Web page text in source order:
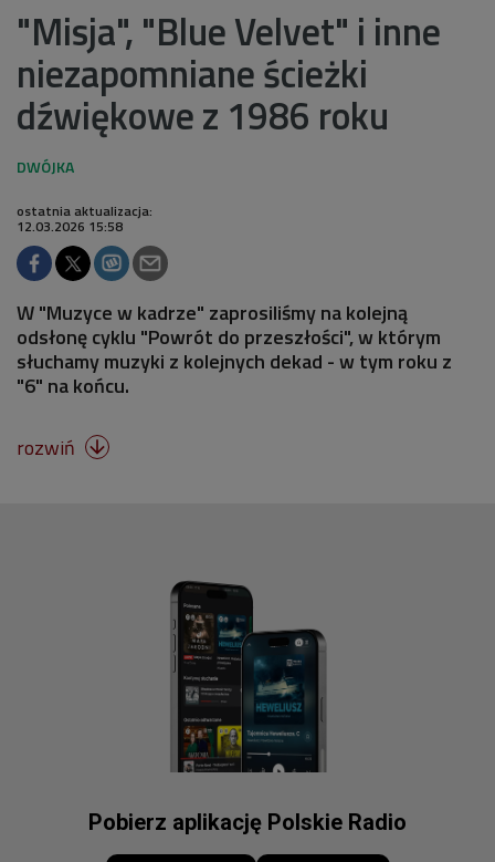
"Misja", "Blue Velvet" i inne
niezapomniane ścieżki
dźwiękowe z 1986 roku
ostatnia aktualizacja:
12.03.2026 15:58
W "Muzyce w kadrze" zaprosiliśmy na kolejną
odsłonę cyklu "Powrót do przeszłości", w którym
słuchamy muzyki z kolejnych dekad - w tym roku z
"6" na końcu.
rozwiń 
Pobierz aplikację Polskie Radio